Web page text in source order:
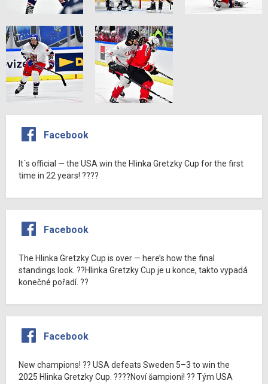
Facebook
It´s official — the USA win the Hlinka Gretzky Cup for the first
time in 22 years! ????
Facebook
The Hlinka Gretzky Cup is over — here’s how the final
standings look. ??Hlinka Gretzky Cup je u konce, takto vypadá
konečné pořadí. ??
Facebook
New champions! ?? USA defeats Sweden 5–3 to win the
2025 Hlinka Gretzky Cup. ????Noví šampioni! ?? Tým USA